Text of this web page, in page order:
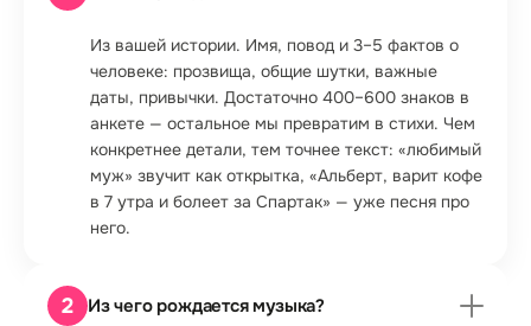
Из вашей истории. Имя, повод и 3–5 фактов о
человеке: прозвища, общие шутки, важные
даты, привычки. Достаточно 400–600 знаков в
анкете — остальное мы превратим в стихи. Чем
конкретнее детали, тем точнее текст: «любимый
муж» звучит как открытка, «Альберт, варит кофе
в 7 утра и болеет за Спартак» — уже песня про
него.
2 Из чего рождается музыка?